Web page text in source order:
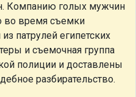
Компанию голых мужчин
во время съемки
патрулей египетских
и съемочная группа
полиции и доставлены
разбирательство.